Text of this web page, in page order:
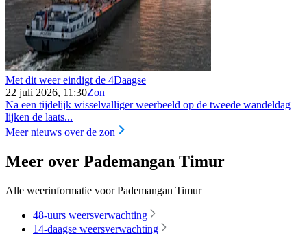
Met dit weer eindigt de 4Daagse
22 juli 2026, 11:30Zon
Na een tijdelijk wisselvalliger weerbeeld op de tweede wandeldag
lijken de laats...
Meer nieuws over de zon
Meer over Pademangan Timur
Alle weerinformatie voor Pademangan Timur
48-uurs weersverwachting
14-daagse weersverwachting